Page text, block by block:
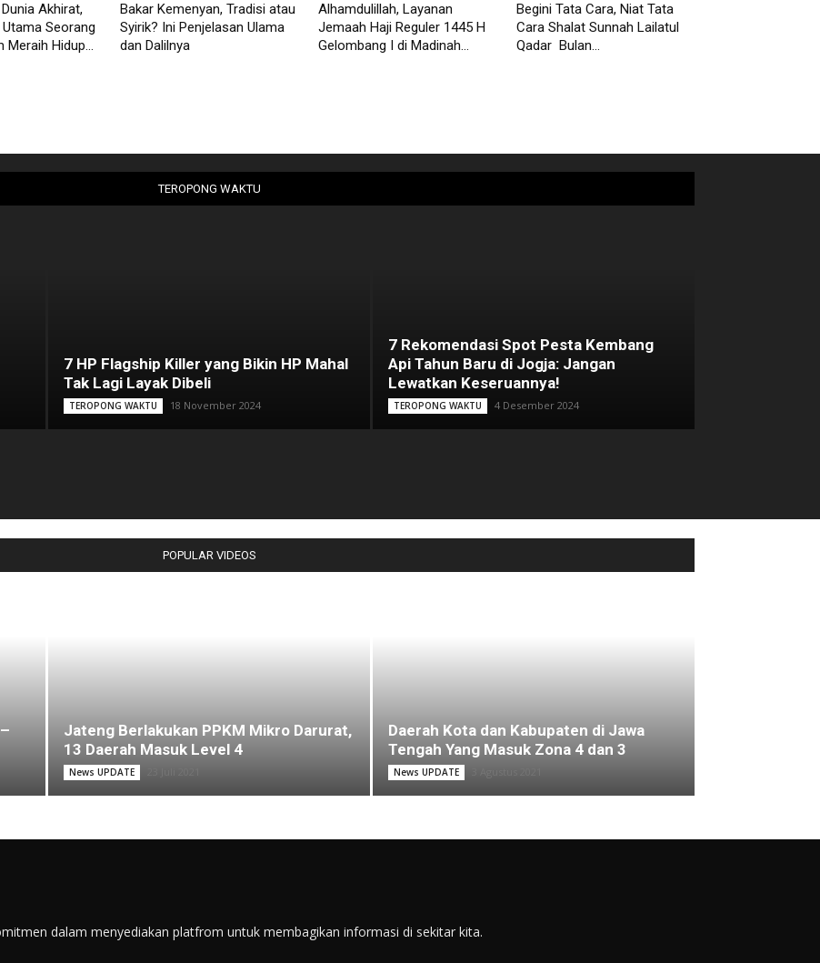
Akhirat,
Seorang
Meraih Hidup...
Bakar Kemenyan, Tradisi atau
Syirik? Ini Penjelasan Ulama
dan Dalilnya
Alhamdulillah, Layanan
Jemaah Haji Reguler 1445 H
Gelombang I di Madinah...
Begini Tata Cara, Niat Tata
Cara Shalat Sunnah Lailatul
Qadar Bulan...
TEROPONG WAKTU
7 HP Flagship Killer yang Bikin HP Mahal
Tak Lagi Layak Dibeli
TEROPONG WAKTU 18 November 2024
7 Rekomendasi Spot Pesta Kembang
Api Tahun Baru di Jogja: Jangan
Lewatkan Keseruannya!
TEROPONG WAKTU 4 Desember 2024
POPULAR VIDEOS
Jateng Berlakukan PPKM Mikro Darurat,
13 Daerah Masuk Level 4
News UPDATE
Daerah Kota dan Kabupaten di Jawa
Tengah Yang Masuk Zona 4 dan 3
News UPDATE
dalam menyediakan platfrom untuk membagikan informasi di sekitar kita.